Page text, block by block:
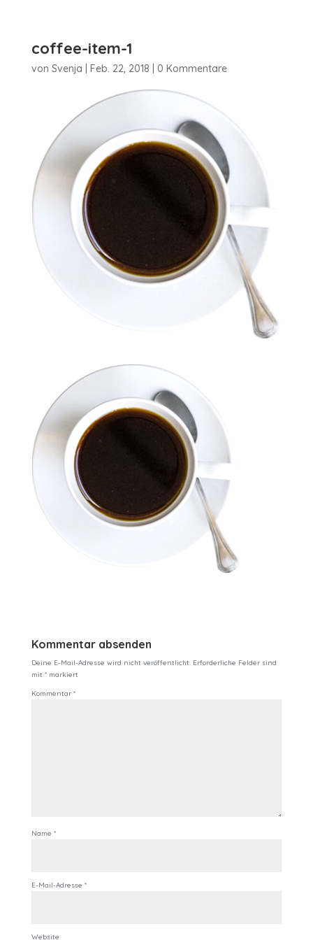
coffee-item-1
von Svenja Feb. 22, 2018 0 Kommentare
Kommentar absenden
Deine E-Mail-Adresse wird nicht veröffentlicht. Erforderliche Felder sind
mit *markiert
Kommentar *
Name *
E-Mail-Adresse *
Website